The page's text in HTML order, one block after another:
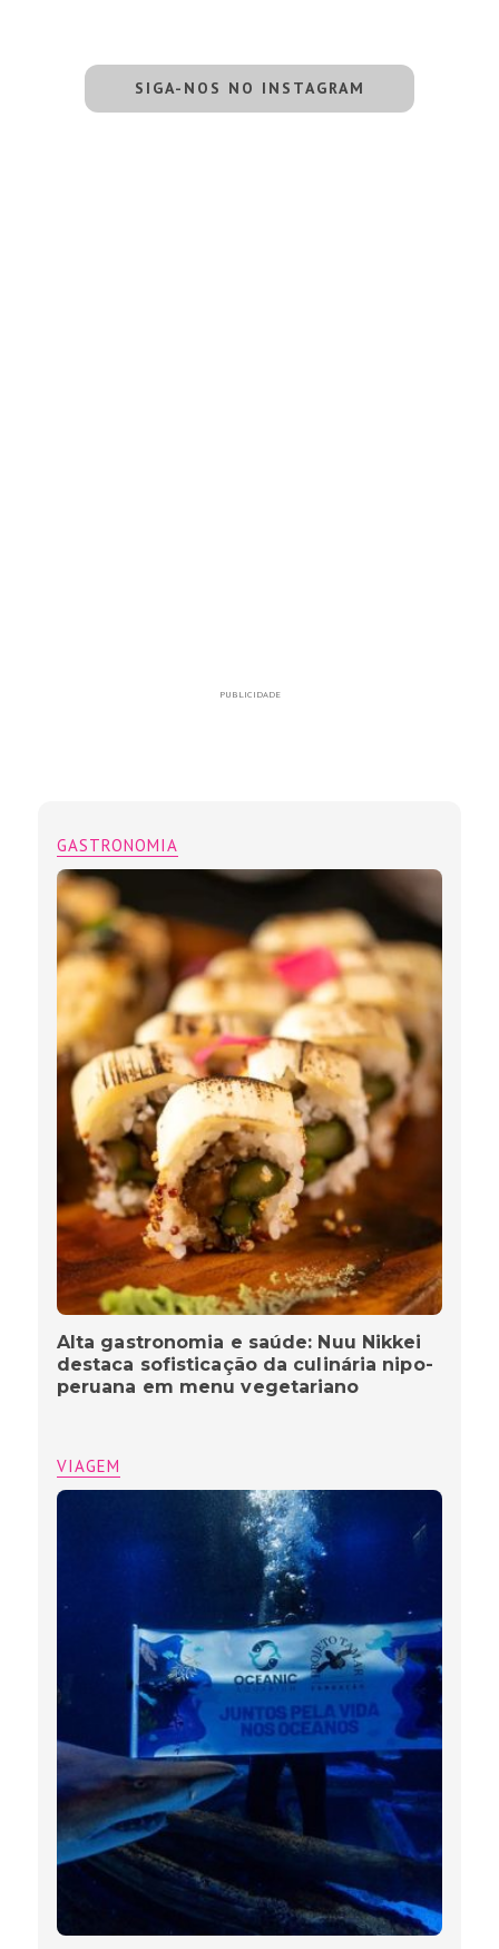
SIGA-NOS NO INSTAGRAM
PUBLICIDADE
GASTRONOMIA
Alta gastronomia e saúde: Nuu Nikkei
destaca sofisticação da culinária nipo-
peruana em menu vegetariano
VIAGEM